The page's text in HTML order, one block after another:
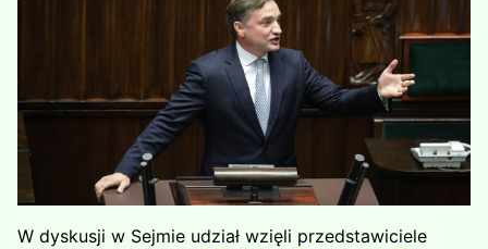
W dyskusji w Sejmie udział wzięli przedstawiciele